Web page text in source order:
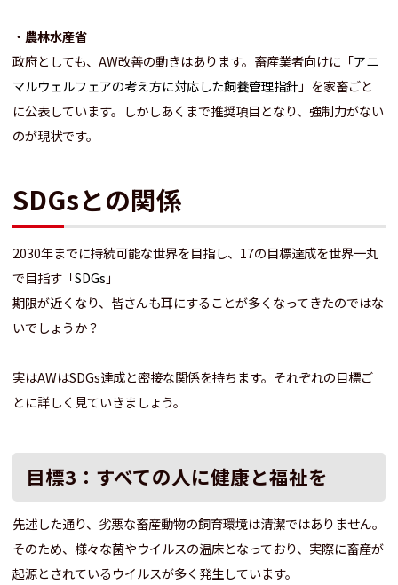
・ 農林水産省
政府としても、AW改善の動きはあります。畜産業者向けに「アニ
マルウェルフェアの考え方に対応した飼養管理指針 」を家畜ごと
に公表しています。しかしあくまで推奨項目となり、強制力がない
のが現状です。
SDGsとの関係
2030年までに持続可能な世界を目指し、17の目標達成を世界一丸
で目指す「SDGs 」
期限が近くなり、皆さんも耳にすることが多くなってきたのではな
いでしょうか？
実はAWはSDGs達成と密接な関係を持ちます。それぞれの目標ご
とに詳しく見ていきましょう。
目標3：すべての人に健康と福祉を
先述した通り、劣悪な畜産動物の飼育環境は清潔ではありません。
そのため、様々な菌やウイルスの温床となっており、実際に畜産が
起源とされているウイルスが多く発生しています。